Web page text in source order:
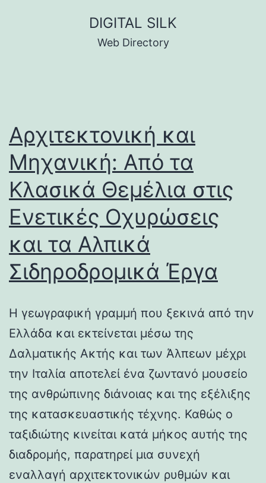
DIGITAL SILK
Web Directory
Αρχιτεκτονική και
Μηχανική: Από τα
Κλασικά Θεμέλια στις
Ενετικές Οχυρώσεις
και τα Αλπικά
Σιδηροδρομικά Έργα
Η γεωγραφική γραμμή που ξεκινά από την
Ελλάδα και εκτείνεται μέσω της
Δαλματικής Ακτής και των Άλπεων μέχρι
την Ιταλία αποτελεί ένα ζωντανό μουσείο
της ανθρώπινης διάνοιας και της εξέλιξης
της κατασκευαστικής τέχνης. Καθώς ο
ταξιδιώτης κινείται κατά μήκος αυτής της
διαδρομής, παρατηρεί μια συνεχή
εναλλαγή αρχιτεκτονικών ρυθμών και